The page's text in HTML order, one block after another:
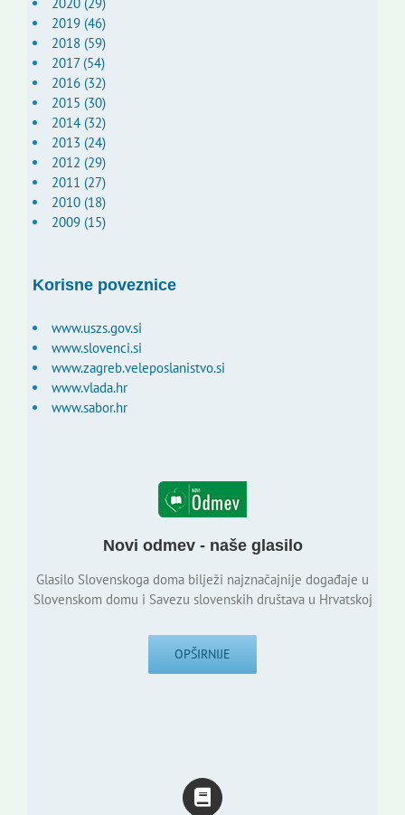
2019 (46)
2018 (59)
2017 (54)
2016 (32)
2015 (30)
2014 (32)
2013 (24)
2012 (29)
2011 (27)
2010 (18)
2009 (15)
Korisne poveznice
www.uszs.gov.si
www.slovenci.si
www.zagreb.veleposlanistvo.si
www.vlada.hr
www.sabor.hr
Novi odmev - naše glasilo
Glasilo Slovenskoga doma bilježi najznačajnije događaje u
Slovenskom domu i Savezu slovenskih društava u Hrvatskoj
OPŠIRNIJE